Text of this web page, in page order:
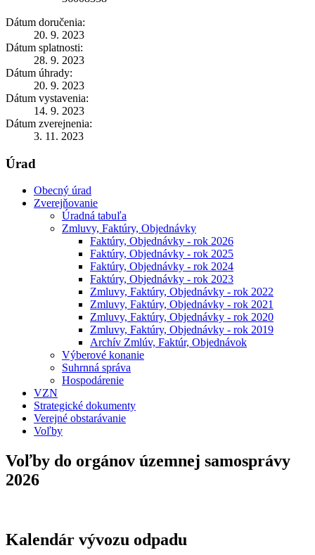
Dátum doručenia:
20. 9. 2023
Dátum splatnosti:
28. 9. 2023
Dátum úhrady:
20. 9. 2023
Dátum vystavenia:
14. 9. 2023
Dátum zverejnenia:
3. 11. 2023
Úrad
Obecný úrad
Zverejňovanie
Úradná tabuľa
Zmluvy, Faktúry, Objednávky
Faktúry, Objednávky - rok 2026
Faktúry, Objednávky - rok 2025
Faktúry, Objednávky - rok 2024
Faktúry, Objednávky - rok 2023
Zmluvy, Faktúry, Objednávky - rok 2022
Zmluvy, Faktúry, Objednávky - rok 2021
Zmluvy, Faktúry, Objednávky - rok 2020
Zmluvy, Faktúry, Objednávky - rok 2019
Archív Zmlúv, Faktúr, Objednávok
Výberové konanie
Suhrnná správa
Hospodárenie
VZN
Strategické dokumenty
Verejné obstarávanie
Voľby
Voľby do orgánov územnej samosprávy
2026
Kalendár vývozu odpadu